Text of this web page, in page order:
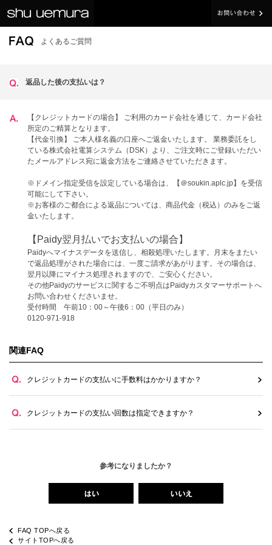
よくあるご質問
返品した後の支払いは？
【クレジットカードの場合】 ご利用のカード会社を通じて、カード会社
所定のご精算となります。
【代金引換】 ご本人様名義の口座へご返金いたします。 業務委託をし
ている株式会社電算システム（DSK）より、ご注文時にご登録いただい
たメールアドレス宛に返金方法をご連絡させていただきます。
※ドメイン指定受信を設定している場合は、【＠soukin.aplc.jp】を受信
可能にして下さい。
※お客様のご都合による返品については、商品代金（税込）のみをご返
金いたします。
【Paidy翌月払いでお支払いの場合】
Paidyへマイナスデータを送信し、相殺処理いたします。月末をまたい
で返品処理がされた場合には、一度ご請求があがります。その場合は、
翌月以降にマイナス処理されますので、ご安心ください。
その他Paidyのサービスに関するご不明点はPaidyカスタマーサポートへ
お問い合わせくださいませ。
受付時間 午前10：00～午後6：00（平日のみ）
0120-971-918
関連FAQ
クレジットカードの支払いに手数料はかかりますか？
クレジットカードの支払い回数は指定できますか？
参考になりましたか？
FAQ TOPへ戻る
サイトTOPへ戻る